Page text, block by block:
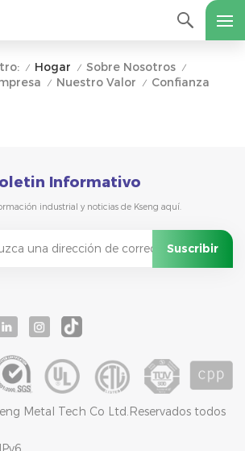
/ Hogar / Sobre Nosotros /
/ Nuestro Valor / Confianza
Informativo
industrial y noticias de Kseng aquí.
Metal Tech Co Ltd.Reservados todos